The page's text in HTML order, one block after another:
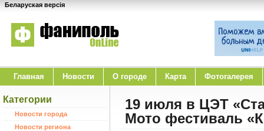
Беларуская версія
Главная Новости O городе Карта Фотогалерея
Категории
Новости города
Новости региона
19 июля в ЦЭТ
Мото фестиваль